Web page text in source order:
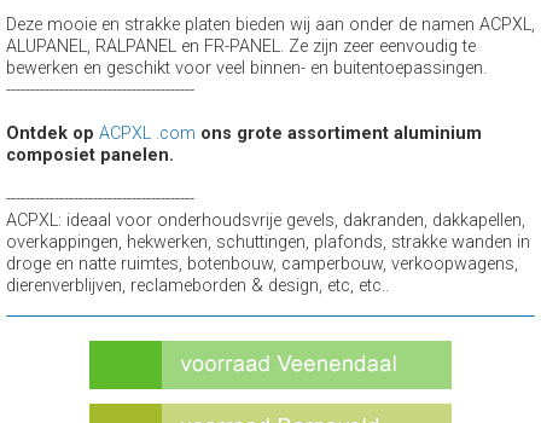
Deze mooie en strakke platen bieden wij aan onder de namen ACPXL,
ALUPANEL, RALPANEL en FR-PANEL. Ze zijn zeer eenvoudig te
bewerken en geschikt voor veel binnen- en buitentoepassingen.
---------------------------------------
Ontdek op ACPXL .com ons grote assortiment aluminium
composiet panelen.
---------------------------------------
ACPXL: ideaal voor onderhoudsvrije gevels, dakranden, dakkapellen,
overkappingen, hekwerken, schuttingen, plafonds, strakke wanden in
droge en natte ruimtes, botenbouw, camperbouw, verkoopwagens,
dierenverblijven, reclameborden & design, etc, etc..